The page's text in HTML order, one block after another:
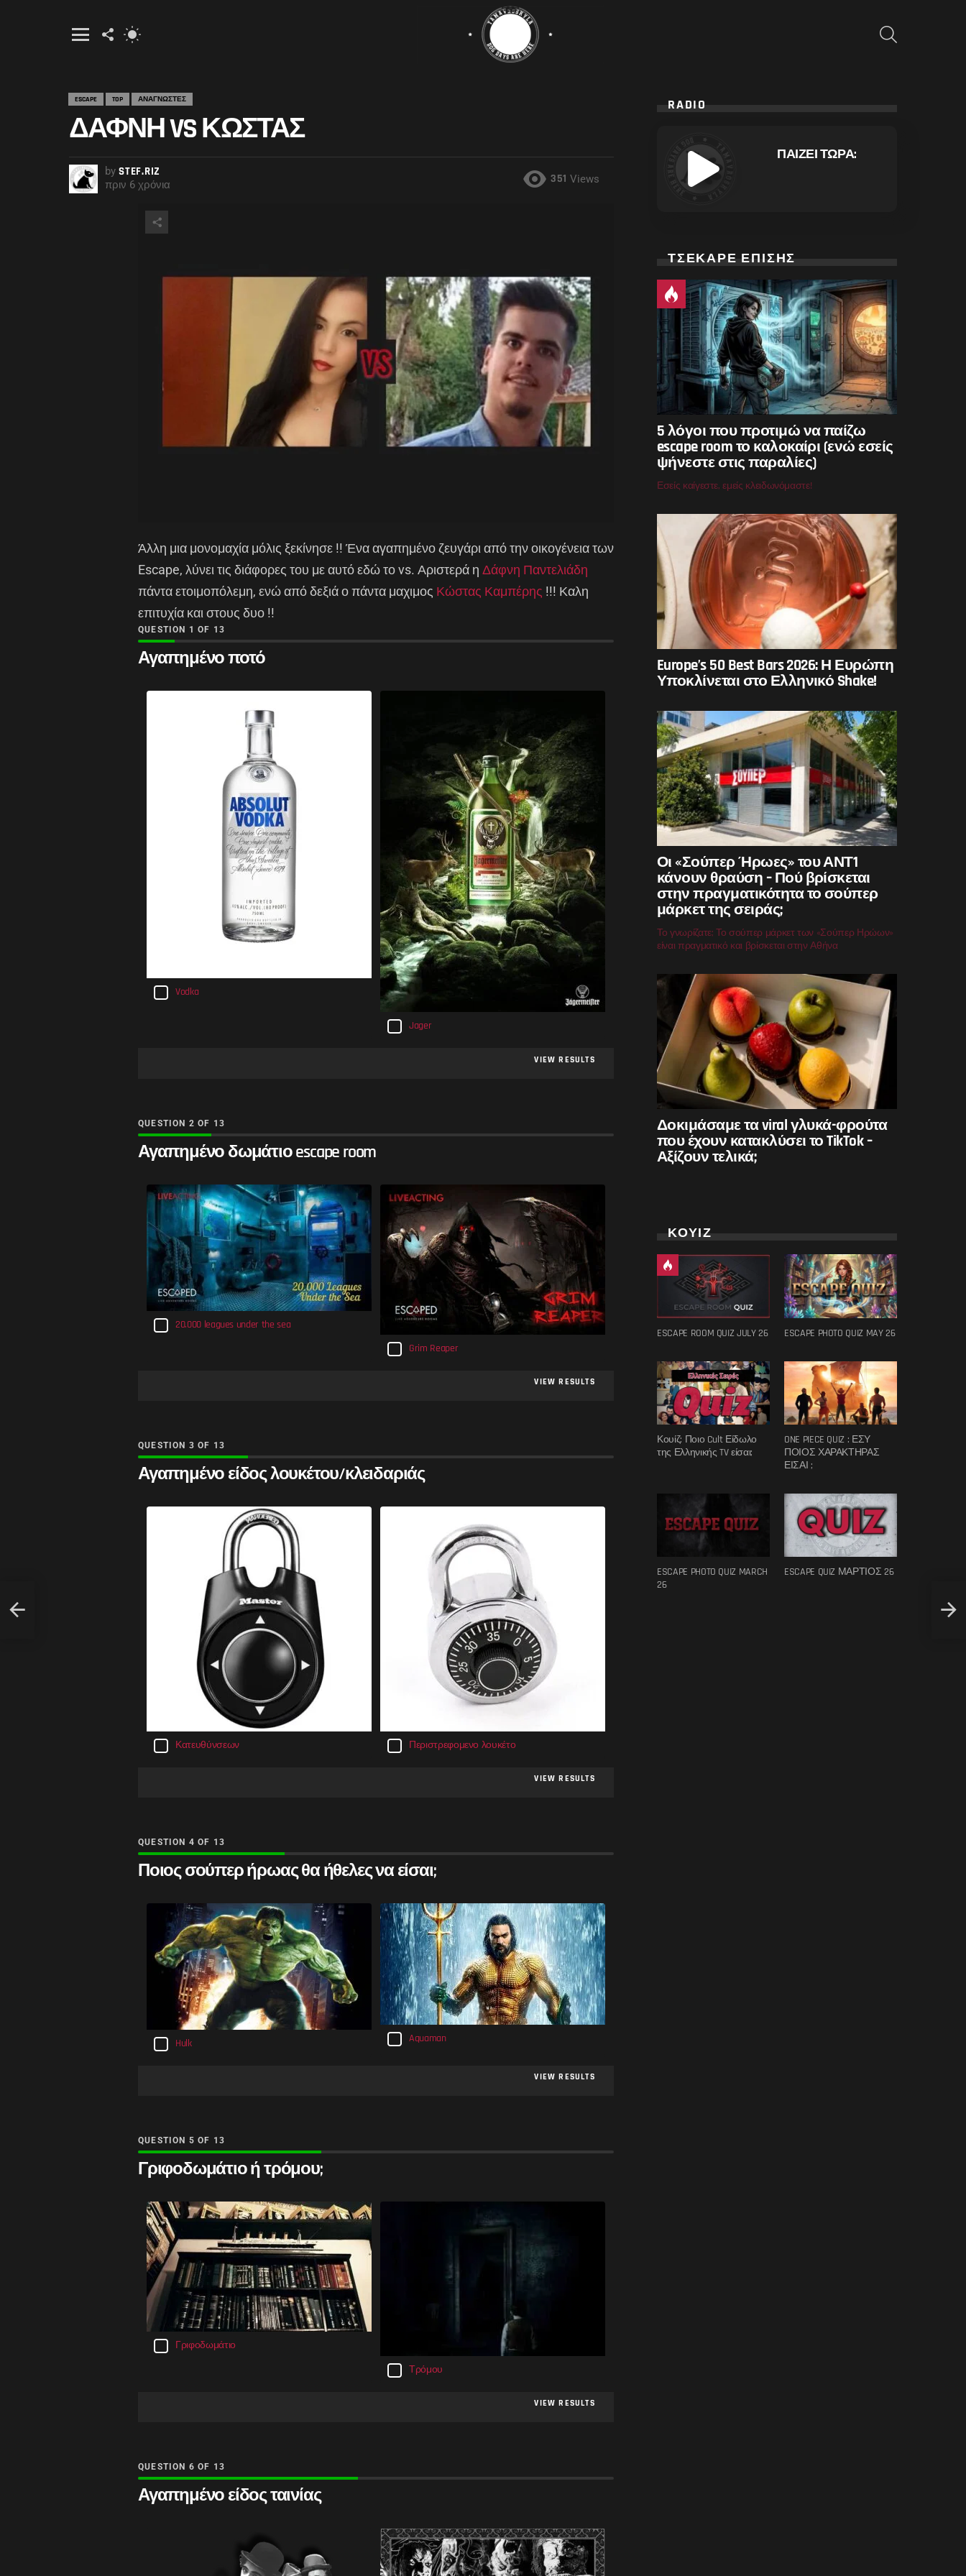
FOLLOW
ESCAPE TOP ΑΝΑΓΝΩΣΤΕΣ
ΔΑΦΝΗ VS ΚΩΣΤΑΣ
by STEF.RIZ
πριν 6 χρόνια 351 Views
Άλλη μια μονομαχία μόλις ξεκίνησε !! Ένα αγαπημένο ζευγάρι από την οικογένεια των
Escape, λύνει τις διάφορες του με αυτό εδώ το vs. Αριστερά η Δάφνη Παντελιάδη
πάντα ετοιμοπόλεμη, ενώ από δεξιά ο πάντα μαχιμος Κώστας Καμπέρης !!! Καλη
επιτυχία και στους δυο !!
QUESTION OF 13
Αγαπημένο ποτό
Vodka
Jager
VIEW RESULTS
QUESTION OF 13
Αγαπημένο δωμάτιο escape room
20.000 leagues under the sea
Grim Reaper
VIEW RESULTS
QUESTION OF 13
Αγαπημένο είδος λουκέτου/κλειδαριάς
Κατευθύνσεων Περιστρεφομενο λουκέτο
VIEW RESULTS
QUESTION OF 13
Ποιος σούπερ ήρωας θα ήθελες να είσαι;
Hulk Aquaman
VIEW RESULTS
QUESTION OF 13
Γριφοδωμάτιο ή τρόμου;
Γριφοδωμάτιο
Τρόμου
VIEW RESULTS
QUESTION OF 13
Αγαπημένο είδος ταινίας
Καλή
RADIO
ΠΑΙΖΕΙ ΤΩΡΑ:
ΤΣΕΚΑΡΕ ΕΠΙΣΗΣ
5 λόγοι που προτιμώ να παίζω
escape room το καλοκαίρι (ενώ εσείς
ψήνεστε στις παραλίες)
Εσείς καίγεστε, εμείς κλειδωνόμαστε!
Europe’s 50 Best Bars 2026: Η Ευρώπη
Υποκλίνεται στο Ελληνικό Shake!
Οι «Σούπερ Ήρωες» του ΑΝΤ1
κάνουν θραύση – Πού βρίσκεται
στην πραγματικότητα το σούπερ
μάρκετ της σειράς;
Το γνωρίζατε; Το σούπερ μάρκετ των «Σούπερ Ηρώων»
είναι πραγματικό και βρίσκεται στην Αθήνα
Δοκιμάσαμε τα viral γλυκά-φρούτα
που έχουν κατακλύσει το TikTok –
Αξίζουν τελικά;
ΚΟΥΙΖ
ESCAPE ROOM QUIZ JULY 26 ESCAPE PHOTO QUIZ MAY 26
Κουίζ: Ποιο Cult Είδωλο
της Ελληνικής TV είσαι;
ONE PIECE QUIZ : ΕΣΥ
ΠΟΙΟΣ ΧΑΡΑΚΤΗΡΑΣ
ΕΙΣΑΙ ;
ESCAPE PHOTO QUIZ MARCH
26
ESCAPE QUIZ ΜΑΡΤΙΟΣ 26